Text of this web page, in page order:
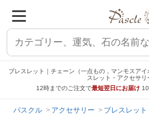
ブレスレット｜チェーン（一点もの，マンモスア
スレット・アクセサリ
12時までのご注文で最短翌日にお届け
パスクル アクセサリー ブレスレット